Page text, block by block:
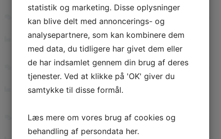
Ekspreslevering
Vi kan normalt levere hurtigere end de
standard-tider der står i Macaos Enterprise.
kontakt med os. Vi kan levere ned på ned til
24 timer for 2 lags og 48 timer for
statistik og marketing. Disse oplysninger
kan blive delt med annoncerings- og
analysepartnere, som kan kombinere dem
med data, du tidligere har givet dem eller
de har indsamlet gennem din brug af deres
tjenester. Ved at klikke på 'OK' giver du
samtykke til disse formål.
Læs mere om vores brug af cookies og
behandling af persondata her.